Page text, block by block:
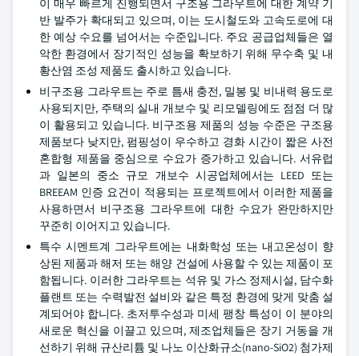
이 매우 빠르게 진행되면서 구조용 그라우트에 대한 계약 기
반 발주가 확대되고 있으며, 이는 도시철도와 고속도로에 대
한 예상 수요를 넘어서는 수준입니다. 주요 공급업체들은 열
악한 환경에서 장기적인 성능을 확보하기 위해 무수축 및 내
황산염 조성 제품도 출시하고 있습니다.
비구조용 그라우트는 주로 틈새 충전, 밀봉 및 비내력 용도로
사용되지만, 주택의 실내 개보수 및 리모델링에도 점점 더 많
이 활용되고 있습니다. 비구조용 제품의 성능 수준은 구조용
제품보다 낮지만, 펌핑성이 우수하고 경화 시간이 짧은 사전
혼합형 제품을 중심으로 수요가 증가하고 있습니다. 서유럽
과 일본의 중소 규모 개보수 시공업체에서는 LEED 또는
BREEAM 인증 요건이 적용되는 프로젝트에서 이러한 제품을
사용하면서 비구조용 그라우트에 대한 수요가 완만하지만
꾸준히 이어지고 있습니다.
특수 시멘트계 그라우트에는 내화학성 또는 내고온성이 향
상된 제품과 해저 또는 해양 건설에 사용할 수 있는 제품이 포
함됩니다. 이러한 그라우트는 석유 및 가스 정제시설, 담수화
플랜트 또는 수력발전 설비와 같은 특정 환경에 맞게 맞춤 설
계되어야 합니다. 초저투수성과 미세 팽창 특성이 이 분야의
새로운 혁신을 이끌고 있으며, 제조업체들은 장기 거동을 개
선하기 위해 규산리튬 및 나노 이산화규소(nano-SiO2) 첨가제